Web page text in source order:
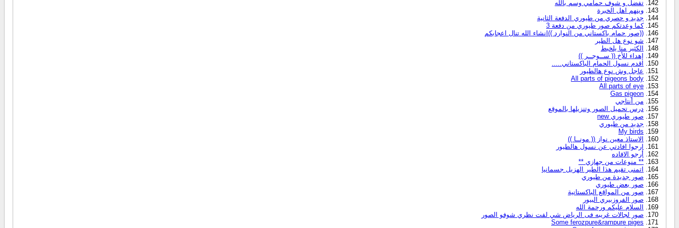
تفضل و شوف حمامي وسم بالله
وينهم اهل الخبرة
جديد و حصري من طيوري الدفعة الثانية
كما وعدتكم صور طيوري من دفعة 3
((صور حمام باكستاني من النوارد ))انشاء الله تنال اعجابكم
شو نوع هل الطير
الكثير منا يلخبط
إهداء للأخ (( ســوجــر ))
اقدم نسول الحمام الباكستاني.....
عاجل وش نوع هالطيور
All parts of pigeons body
All parts of eye
Gas pigeon
من أنتاجي
درس تحميل الصور وتنزيلها بالموقع
صور طيوري new
جديد من طيوري
My birds
الاستاذ معين نواز (( مونــا ))
ارجوا افادتي عن نسول هالطيور
أرجو الافاده
** منوعات من جهازي **
اتمنى تقيم هذا الطير الهزيل جسمانيا
صور جديدة من طيوري
صور بعض طيوري
صور من المواقع الباكستانية
صور الفروزبيري البيور
السلام عليكم ورحمة الله
صور لجالات غريبه فى الرياض شي لفت نظري شوفو الصور
Some ferozpure&rampure piges